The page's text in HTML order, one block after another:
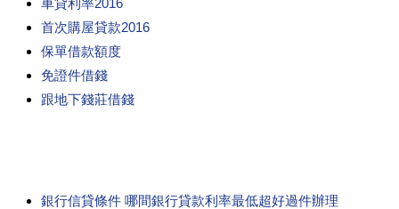
車貸利率2016
首次購屋貸款2016
保單借款額度
免證件借錢
跟地下錢莊借錢
銀行信貸條件 哪間銀行貸款利率最低超好過件辦理